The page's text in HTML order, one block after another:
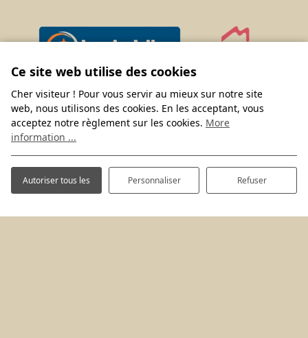
Ce site web utilise des cookies
Cher visiteur ! Pour vous servir au mieux sur notre site
web, nous utilisons des cookies. En les acceptant, vous
acceptez notre règlement sur les cookies. More
information ...
Autoriser tous les Personnaliser Refuser